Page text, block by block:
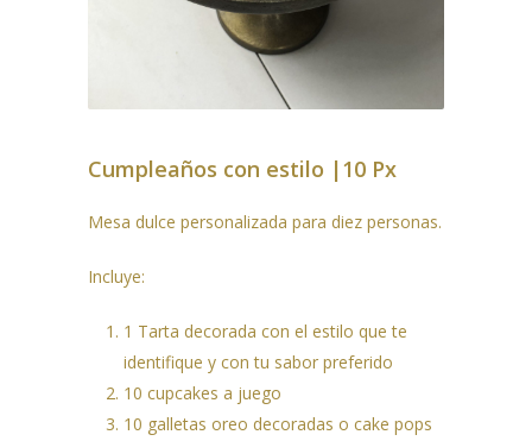
Cumpleaños con estilo |10 Px
Mesa dulce personalizada para diez personas.
Incluye:
1 Tarta decorada con el estilo que te
identifique y con tu sabor preferido
10 cupcakes a juego
10 galletas oreo decoradas o cake pops